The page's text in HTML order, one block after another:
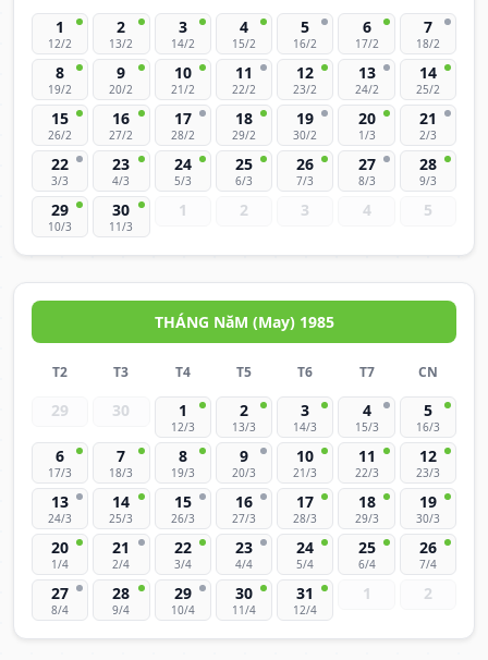
1
12/2
2
13/2
3
14/2
4
15/2
5
16/2
6
17/2
7
18/2
8
19/2
9
20/2
10
21/2
11
22/2
12
23/2
13
24/2
14
25/2
15
26/2
16
27/2
17
28/2
18
29/2
19
30/2
20
1/3
21
2/3
22
3/3
23
4/3
24
5/3
25
6/3
26
7/3
27
8/3
28
9/3
29
10/3
30
11/3
1 2 3 4 5
THÁNG NăM (May) 1985
T2 T3 T4 T5 T6 T7 CN
29 30 1
12/3
2
13/3
3
14/3
4
15/3
5
16/3
6
17/3
7
18/3
8
19/3
9
20/3
10
21/3
11
22/3
12
23/3
13
24/3
14
25/3
15
26/3
16
27/3
17
28/3
18
29/3
19
30/3
20
1/4
21
2/4
22
3/4
23
4/4
24
5/4
25
6/4
26
7/4
27
8/4
28
9/4
29
10/4
30
11/4
31
12/4
1 2